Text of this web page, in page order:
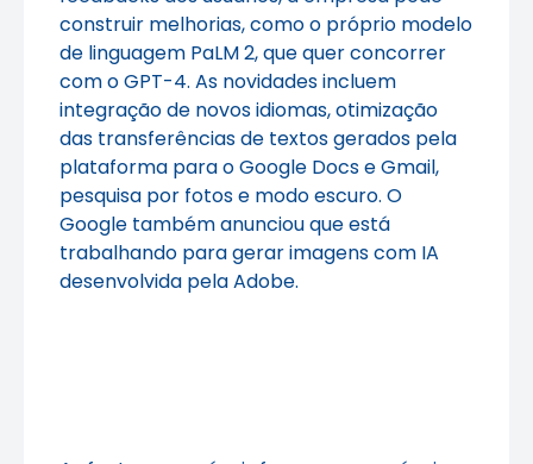
construir melhorias, como o próprio modelo
de linguagem PaLM 2, que quer concorrer
com o GPT-4. As novidades incluem
integração de novos idiomas, otimização
das transferências de textos gerados pela
plataforma para o Google Docs e Gmail,
pesquisa por fotos e modo escuro. O
Google também anunciou que está
trabalhando para gerar imagens com IA
desenvolvida pela Adobe.